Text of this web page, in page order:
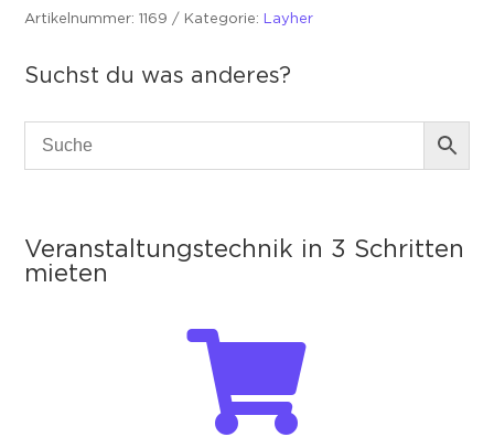
Menge
Artikelnummer:1169 Kategorie: Layher
Suchst du was anderes?
Veranstaltungstechnik in 3 Schritten
mieten
